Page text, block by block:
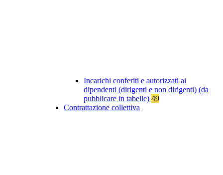
Incarichi conferiti e autorizzati ai
dipendenti (dirigenti e non dirigenti) (da
pubblicare in tabelle) 49
Contrattazione collettiva